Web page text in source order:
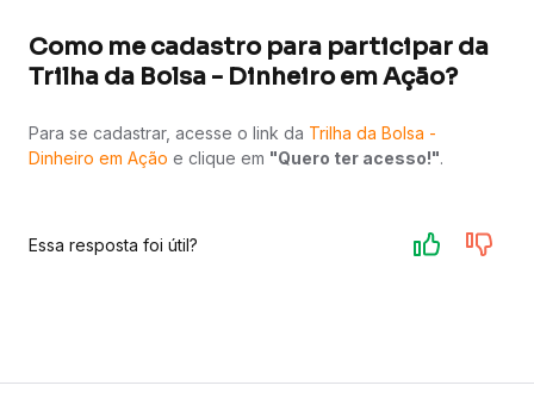
Como me cadastro para participar da
Trilha da Bolsa - Dinheiro em Ação?
Para se cadastrar, acesse o link da Trilha da Bolsa -
Dinheiro em Ação e clique em "Quero ter acesso!".
Essa resposta foi útil?